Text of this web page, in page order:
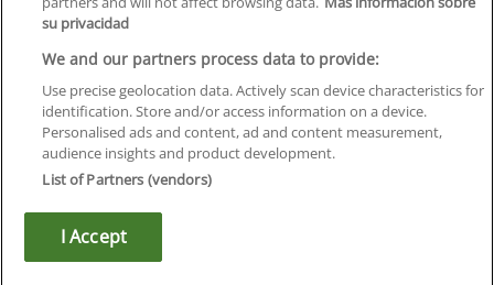
Contacta
Aviso Legal
Política de Privacidad
Política de Cookies
Canal Ético
su privacidad
We and our partners process data to provide:
Use precise geolocation data. Actively scan device characteristics for
identification. Store and/or access information on a device.
Personalised ads and content, ad and content measurement,
audience insights and product development.
List of Partners (vendors)
I Accept